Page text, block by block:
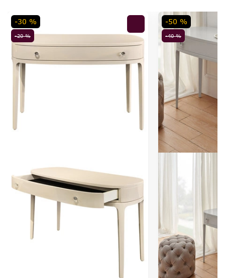
-20 %
-30 %
-40 %
-50 %